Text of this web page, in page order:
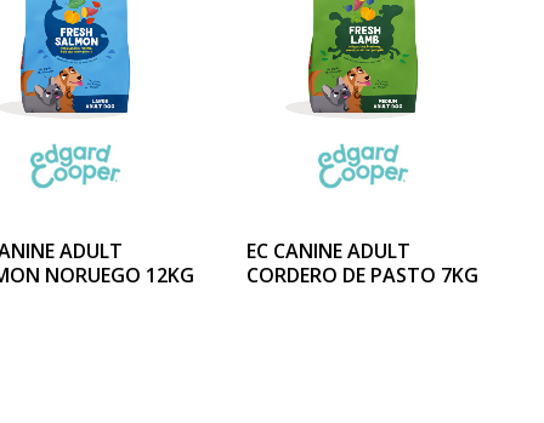
ADULT
NORUEGO 12KG
EC CANINE ADULT
CORDERO DE PASTO 7KG